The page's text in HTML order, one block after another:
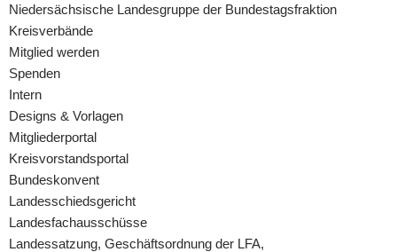
Niedersächsische Landesgruppe der Bundestagsfraktion
Kreisverbände
Mitglied werden
Spenden
Intern
Designs & Vorlagen
Mitgliederportal
Kreisvorstandsportal
Bundeskonvent
Landesschiedsgericht
Landesfachausschüsse
Landessatzung, Geschäftsordnung der LFA,